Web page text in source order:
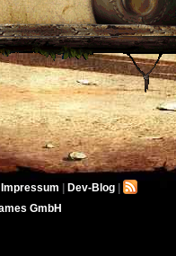
Impressum Dev-Blog
GmbH